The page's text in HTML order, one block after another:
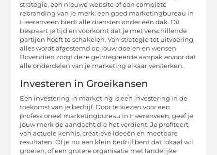
strategie, een nieuwe website of een complete
rebranding van je merk: een goed marketingbureau in
Heerenveen biedt alle diensten onder één dak. Dit
bespaart je tijd en voorkomt dat je met verschillende
partijen hoeft te schakelen. Van strategie tot uitvoering,
alles wordt afgestemd op jouw doelen en wensen.
Bovendien zorgt deze geïntegreerde aanpak ervoor dat
alle onderdelen van je marketing elkaar versterken.
Investeren in Groeikansen
Een investering in marketing is een investering in de
toekomst van je bedrijf. Door te kiezen voor een
professioneel marketingbureau in Heerenveen, geef je
jouw merk de aandacht die het verdient. Je profiteert
van actuele kennis, creatieve ideeën en meetbare
resultaten. Of je nu een klein bedrijf bent dat lokaal wil
groeien, of een grotere organisatie met landelijke